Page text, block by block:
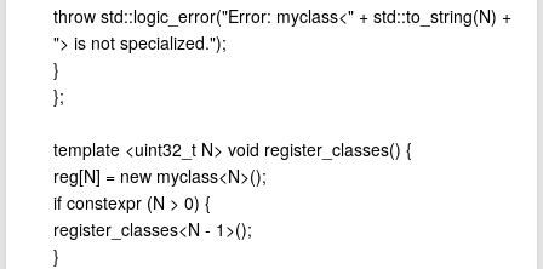
throw std::logic_error("Error: myclass<" + std::to_string(N) +
"> is not specialized.");
}
};
template <uint32_t N> void register_classes() {
reg[N] = new myclass<N>();
if constexpr (N > 0) {
register_classes<N - 1>();
}